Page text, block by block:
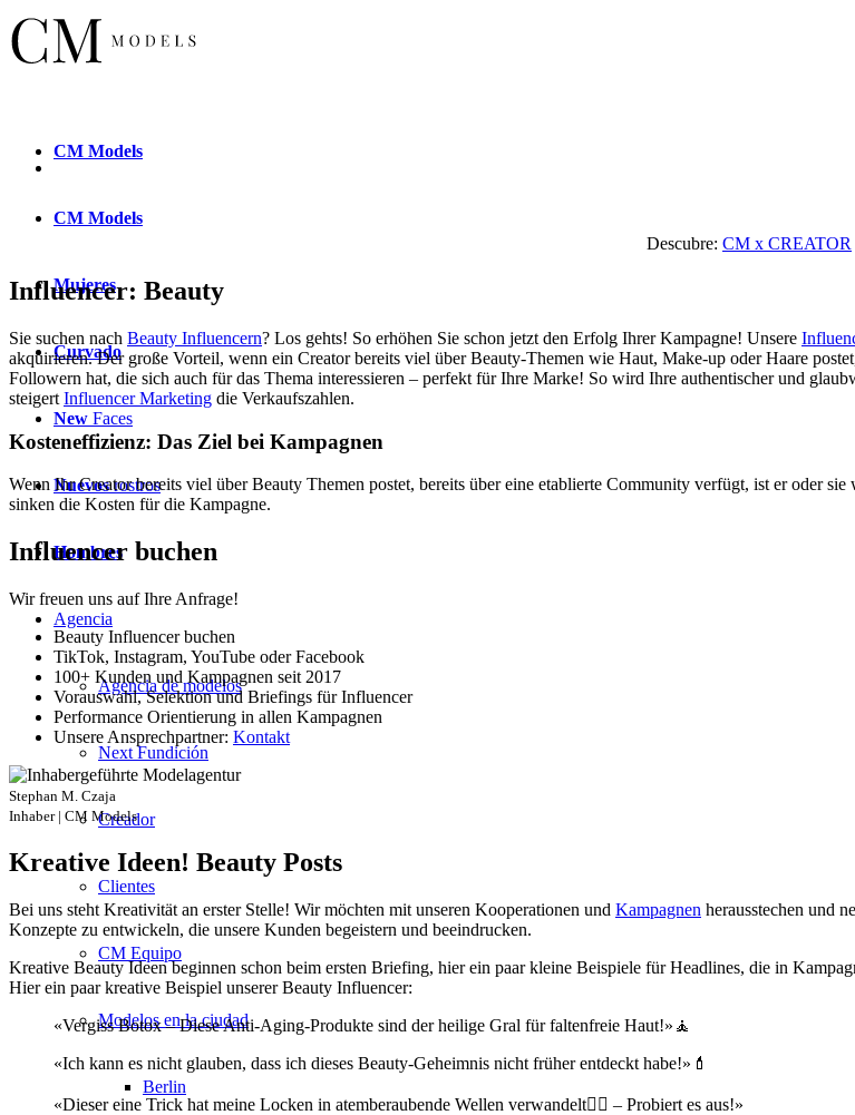
CM Models
CM Models
Mujeres
Curvado
New Faces
Nuevosrostros
Hombres
Agencia
Agencia de modelos
Next Fundición
Creador
Clientes
CM Equipo
Modelos en la ciudad
Berlin
Descubre: CM x CREATOR
Influencer: Beauty
Sie suchen nach Beauty Influencern? Los gehts! So erhöhen Sie schon jetzt den Erfolg Ihrer Kampagne! Unsere
akquirieren. Der große Vorteil, wenn ein Creator bereits viel über Beauty-Themen wie Haut, Make-up oder Haare
Followern hat, die sich auch für das Thema interessieren – perfekt für Ihre Marke! So wird Ihre authentischer und
steigert Influencer Marketing die Verkaufszahlen.
Kosteneffizienz: Das Ziel bei Kampagnen
Wenn Ihr Creator bereits viel über Beauty Themen postet, bereits über eine etablierte Community verfügt, ist er oder
sinken die Kosten für die Kampagne.
Influencer buchen
Wir freuen uns auf Ihre Anfrage!
Beauty Influencer buchen
TikTok, Instagram, YouTube oder Facebook
100+ Kunden und Kampagnen seit 2017
Vorauswahl, Selektion und Briefings für Influencer
Performance Orientierung in allen Kampagnen
Unsere Ansprechpartner: Kontakt
Stephan M. Czaja
Inhaber | CM Models
Kreative Ideen! Beauty Posts
Bei uns steht Kreativität an erster Stelle! Wir möchten mit unseren Kooperationen und Kampagnen herausstechen und
Konzepte zu entwickeln, die unsere Kunden begeistern und beeindrucken.
Kreative Beauty Ideen beginnen schon beim ersten Briefing, hier ein paar kleine Beispiele für Headlines, die in
Hier ein paar kreative Beispiel unserer Beauty Influencer:
«Vergiss Botox – Diese Anti-Aging-Produkte sind der heilige Gral für faltenfreie Haut!»🧘
«Ich kann es nicht glauben, dass ich dieses Beauty-Geheimnis nicht früher entdeckt habe!»💄
«Dieser eine Trick hat meine Locken in atemberaubende Wellen verwandelt💇‍♀️ – Probiert es aus!»